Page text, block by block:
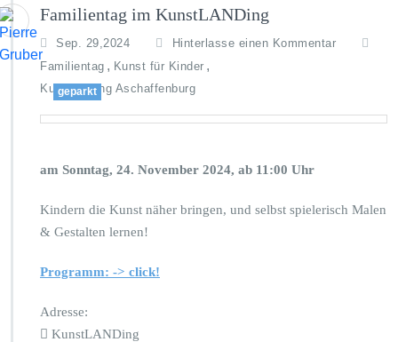
Familientag im KunstLANDing
Sep. 29,2024
Hinterlasse einen Kommentar
Familientag , Kunst für Kinder ,
Kunstlanding Aschaffenburg
geparkt
am Sonntag, 24. November 2024, ab 11:00 Uhr
Kindern die Kunst näher bringen, und selbst spielerisch Malen
& Gestalten lernen!
Programm: -> click!
Adresse:
KunstLANDing